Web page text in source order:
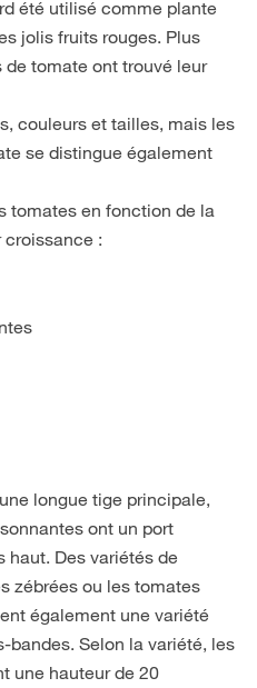
été utilisé comme plante
jolis fruits rouges. Plus
tomate ont trouvé leur
couleurs et tailles, mais les
se distingue également
tomates en fonction de la
:
longue tige principale,
ont un port
haut. Des variétés de
zébrées ou les tomates
également une variété
bandes. Selon la variété, les
une hauteur de 20